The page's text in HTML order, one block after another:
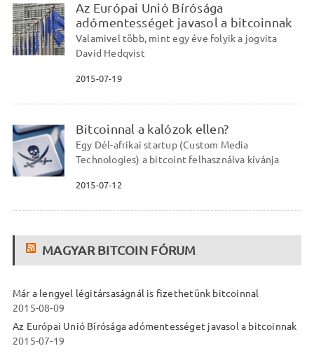
Az Európai Unió Bírósága
adómentességet javasol a bitcoinnak
Valamivel több, mint egy éve folyik a jogvita
David Hedqvist
2015-07-19
Bitcoinnal a kalózok ellen?
Egy Dél-afrikai startup (Custom Media
Technologies) a bitcoint felhasználva kívánja
2015-07-12
MAGYAR BITCOIN FÓRUM
Már a lengyel légitársaságnál is fizethetünk bitcoinnal
2015-08-09
Az Európai Unió Bírósága adómentességet javasol a bitcoinnak
2015-07-19